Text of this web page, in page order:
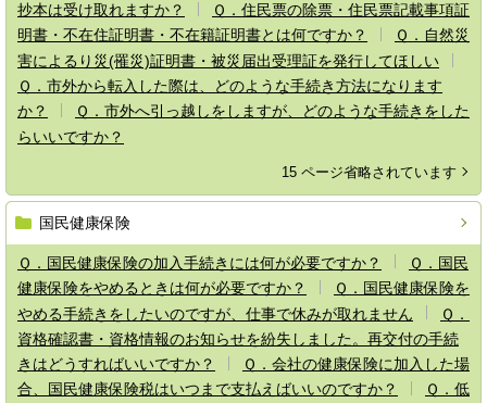
抄本は受け取れますか？
Ｑ．住民票の除票・住民票記載事項証
明書・不在住証明書・不在籍証明書とは何ですか？
Ｑ．自然災
害によるり災(罹災)証明書・被災届出受理証を発行してほしい
Ｑ．市外から転入した際は、どのような手続き方法になります
か？
Ｑ．市外へ引っ越しをしますが、どのような手続きをした
らいいですか？
15 ページ省略されています
国民健康保険
Ｑ．国民健康保険の加入手続きには何が必要ですか？
Ｑ．国民
健康保険をやめるときは何が必要ですか？
Ｑ．国民健康保険を
やめる手続きをしたいのですが、仕事で休みが取れません
Ｑ．
資格確認書・資格情報のお知らせを紛失しました。再交付の手続
きはどうすればいいですか？
Ｑ．会社の健康保険に加入した場
合、国民健康保険税はいつまで支払えばいいのですか？
Ｑ．低